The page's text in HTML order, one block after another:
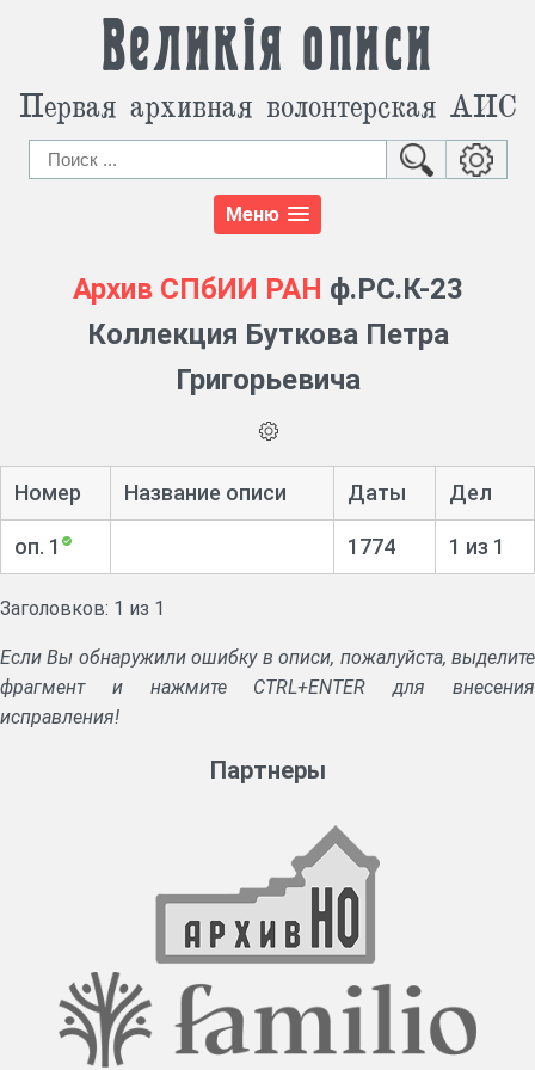
Великія описи
Первая архивная волонтерская АИС
Меню
Архив СПбИИ РАН ф.РС.К-23
Коллекция Буткова Петра
Григорьевича
Номер Название описи Даты Дел
оп. 1 1774 1 из 1
Заголовков: 1 из 1
Если Вы обнаружили ошибку в описи, пожалуйста, выделите
фрагмент и нажмите CTRL+ENTER для внесения
исправления!
Партнеры